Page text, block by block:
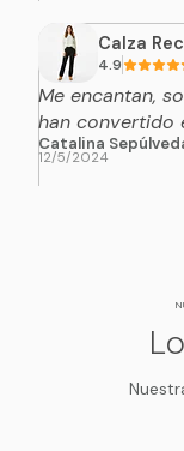
Calza
4.9
Me encantan,
han convertido
Catalina
12/5/2024